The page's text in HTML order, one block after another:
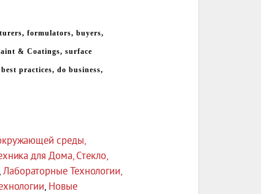
formulators, buyers,
& Coatings, surface
practices, do business,
среды,
для Дома, Стекло,
Лабораторные Технологии,
Новые